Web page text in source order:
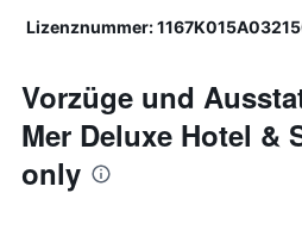
Lizenznummer:
Vorzüge und
Mer Deluxe Hotel &
only